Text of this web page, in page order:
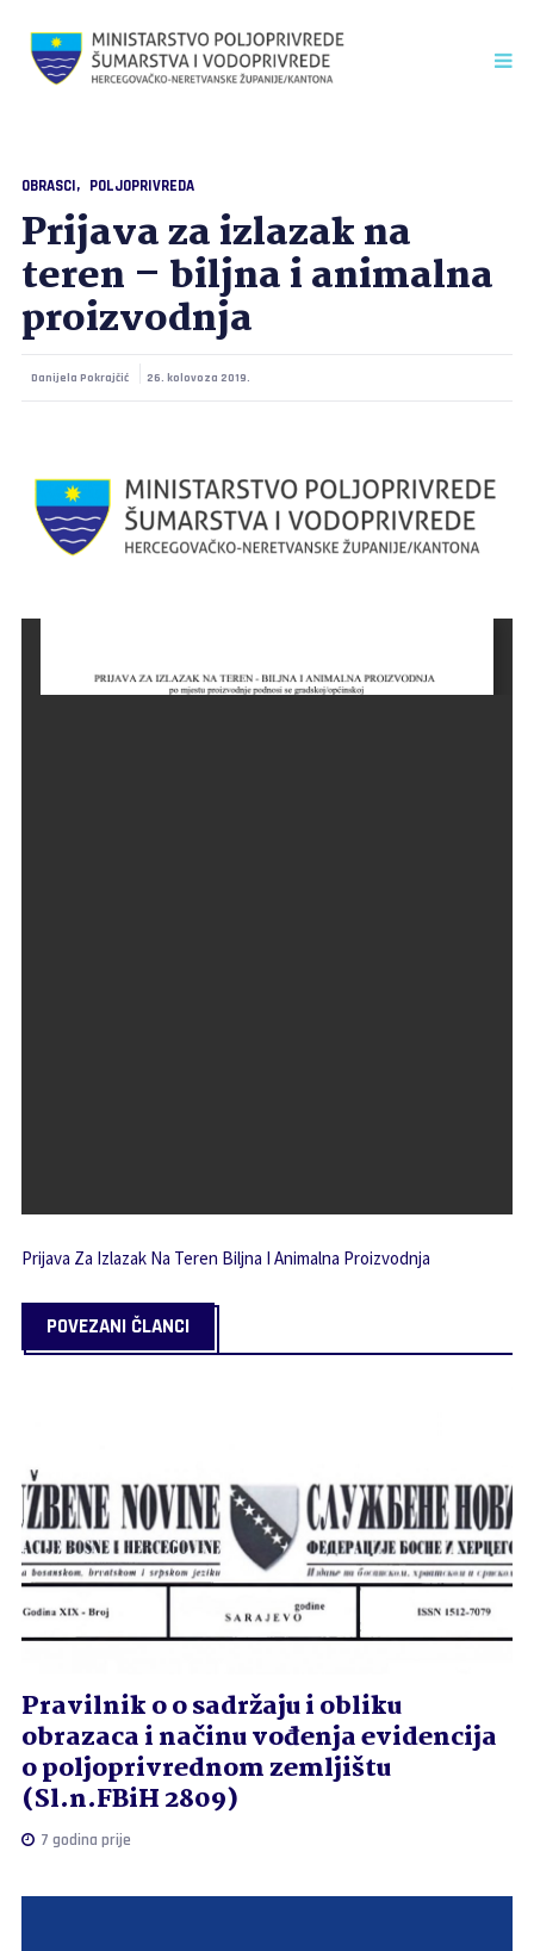
OBRASCI POLJOPRIVREDA
Prijava za izlazak na
teren – biljna i animalna
proizvodnja
Danijela Pokrajčić 26. kolovoza 2019.
Prijava Za Izlazak Na Teren Biljna I Animalna Proizvodnja
POVEZANI ČLANCI
Pravilnik o o sadržaju i obliku
obrazaca i načinu vođenja evidencija
o poljoprivrednom zemljištu
(Sl.n.FBiH 2809)
7 godina prije